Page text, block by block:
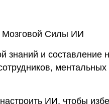
Мозговой Силы ИИ
знаний и составление
ментальных
ИИ, чтобы